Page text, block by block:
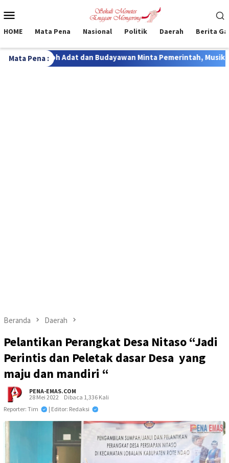
ke
Mobile
HOME Mata Pena Nasional Politik Daerah Berita
Mata Pena :
Minta Pemerintah, Musik Sasando masuk Festival Lomba
Beranda Daerah
Pelantikan Perangkat Desa Nitaso “Jadi
Perintis dan Peletak dasar Desa yang
maju dan mandiri “
PENA-EMAS.COM
28 Mei 2022
Dibaca 1,336 Kali
Reporter: Tim
| Editor: Redaksi